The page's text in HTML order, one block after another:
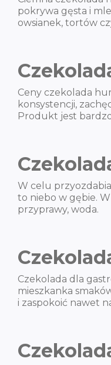
pokrywa gęsta i
owsianek, tortów
Ceny czekolada
konsystencji,
Produkt jest bardzo
W celu
to niebo w gębie.
przyprawy, woda.
Czekolada dla
mieszkanka
i zaspokoić nawet